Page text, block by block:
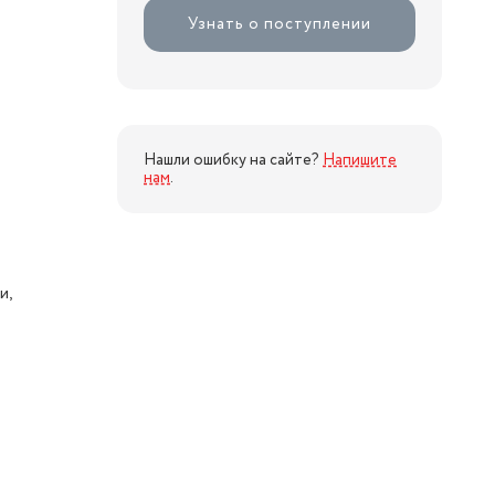
Узнать о поступлении
Нашли ошибку на сайте? Напишите
нам.